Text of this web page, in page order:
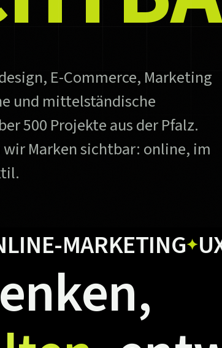
E-Commerce, Marketing
und mittelständische
500 Projekte aus der Pfalz.
wir Marken sichtbar: online, im
✦UX